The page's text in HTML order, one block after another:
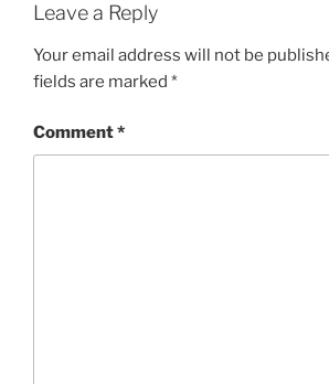
Leave a Reply
Your email address will not be
fields are marked *
Comment*